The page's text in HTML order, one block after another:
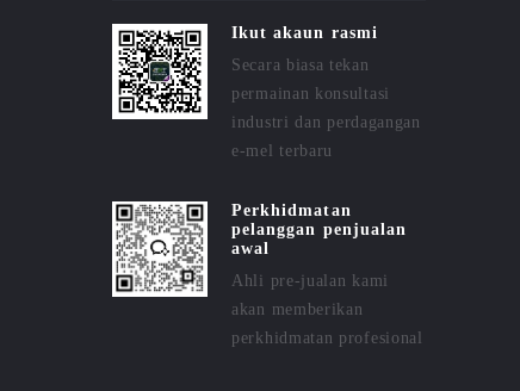
Ikut akaun rasmi
Secara biasa tekan
permainan konsultasi
industri dan perdagangan
e-mel terbaru
Perkhidmatan
pelanggan penjualan
awal
Ahli pre-jualan kami
akan memberikan
perkhidmatan profesional